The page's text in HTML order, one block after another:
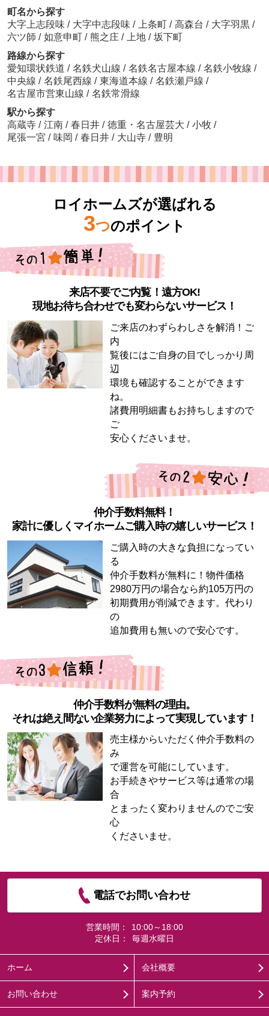
町名から探す
大字上志段味 / 大字中志段味 / 上条町 / 高森台 / 大字羽黒 /
六ツ師 / 如意申町 / 熊之庄 / 上地 / 坂下町
路線から探す
愛知環状鉄道 / 名鉄犬山線 / 名鉄名古屋本線 / 名鉄小牧線 /
中央線 / 名鉄尾西線 / 東海道本線 / 名鉄瀬戸線 /
名古屋市営東山線 / 名鉄常滑線
駅から探す
高蔵寺 / 江南 / 春日井 / 徳重・名古屋芸大 / 小牧 /
尾張一宮 / 味岡 / 春日井 / 大山寺 / 豊明
ロイホームズが選ばれる
3つのポイント
来店不要でご内覧！遠方OK!
現地お待ち合わせでも変わらないサービス！
ご来店のわずらわしさを解消！ご
内
覧後にはご自身の目でしっかり周
辺
環境も確認することができます
ね。
諸費用明細書もお持ちしますので
ご
安心くださいませ。
仲介手数料無料！
家計に優しくマイホームご購入時の嬉しいサービス！
ご購入時の大きな負担になってい
る
仲介手数料が無料に！物件価格
2980万円の場合なら約105万円の
初期費用が削減できます。代わり
の
追加費用も無いので安心です。
仲介手数料が無料の理由。
それは絶え間ない企業努力によって実現しています！
売主様からいただく仲介手数料の
み
で運営を可能にしています。
お手続きやサービス等は通常の場
合
とまったく変わりませんのでご安
心
くださいませ。
電話でお問い合わせ
営業時間：
10:00～18:00
定休日：
毎週水曜日
ホーム 会社概要
お問い合わせ 案内予約